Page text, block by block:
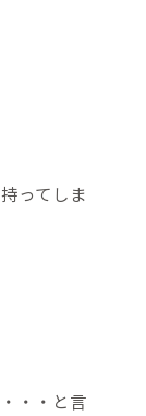
ってしま
・・と言